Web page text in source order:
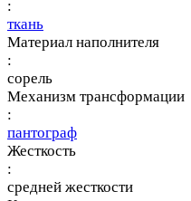
:
ткань
Материал наполнителя
:
сорель
Механизм трансформации
:
пантограф
Жесткость
:
средней жесткости